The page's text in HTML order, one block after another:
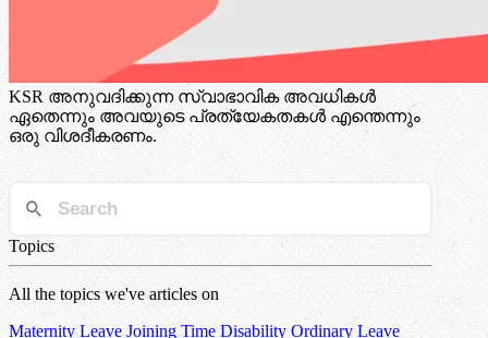
KSR അനുവദിക്കുന്ന സ്വാഭാവിക അവധികൾ
ഏതെന്നും അവയുടെ പ്രത്യേകതകൾ എന്തെന്നും
ഒരു വിശദീകരണം.
Topics
All the topics we've articles on
MaternityLeaveJoining Time Disability Ordinary Leave